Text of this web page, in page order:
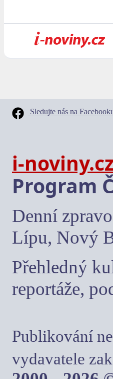
Sledujte nás na
i-noviny.cz
Program
Denní
Lípu, Nový
Přehledný
reportáže,
Publikování
vydavatele